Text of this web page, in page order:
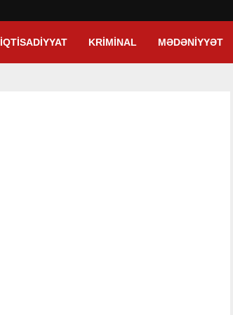
İQTISADIYYAT KRIMINAL MƏDƏNIYYƏT